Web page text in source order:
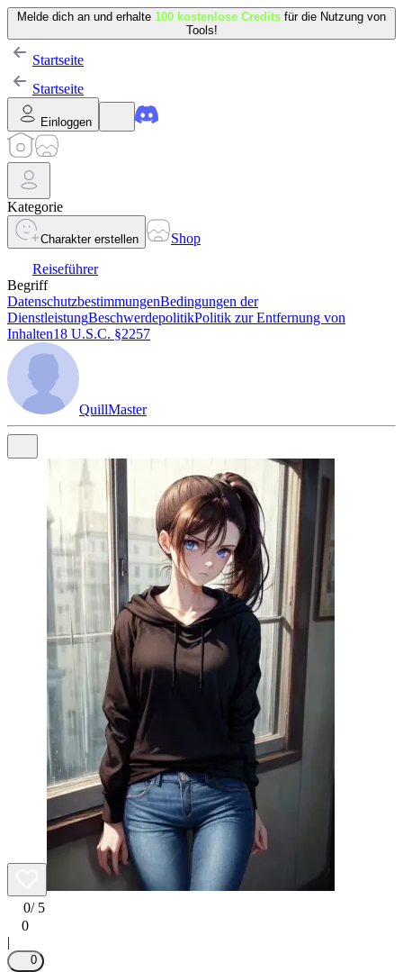
Melde dich an und erhalte 100 kostenlose Credits für die Nutzung von
Tools!
Startseite
Startseite
Einloggen
Kategorie
Charakter erstellen
Shop
Reiseführer
Begriff
DatenschutzbestimmungenBedingungen der
DienstleistungBeschwerdepolitikPolitik zur Entfernung von
Inhalten18 U.S.C. §2257
QuillMaster
0/ 5
0
|
0